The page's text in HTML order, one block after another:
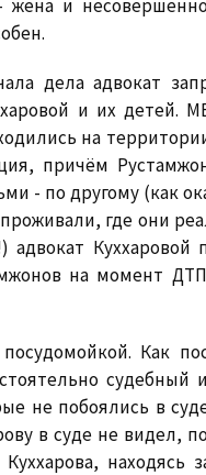
и
дела адвокат
и их детей.
на
причём
- по другому (как
где они
Куххаровой
на момент
Как
судебный
не побоялись в
в суде не
находясь